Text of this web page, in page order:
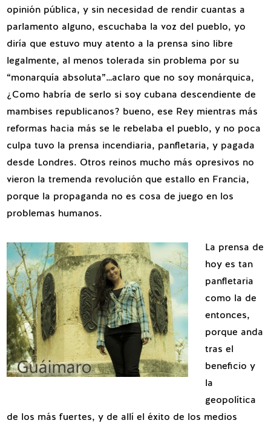
opinión pública, y sin necesidad de rendir cuantas a
parlamento alguno, escuchaba la voz del pueblo, yo
diría que estuvo muy atento a la prensa sino libre
legalmente, al menos tolerada sin problema por su
“monarquía absoluta”…aclaro que no soy monárquica,
¿Como habría de serlo si soy cubana descendiente de
mambises republicanos? bueno, ese Rey mientras más
reformas hacia más se le rebelaba el pueblo, y no poca
culpa tuvo la prensa incendiaria, panfletaria, y pagada
desde Londres. Otros reinos mucho más opresivos no
vieron la tremenda revolución que estallo en Francia,
porque la propaganda no es cosa de juego en los
problemas humanos.
La prensa de
hoy es tan
panfletaria
como la de
entonces,
porque anda
tras el
beneficio y
la
geopolítica
de los más fuertes, y de allí el éxito de los medios